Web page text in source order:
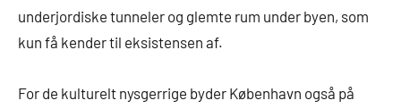
underjordiske tunneler og glemte rum under byen, som
kun få kender til eksistensen af.
For de kulturelt nysgerrige byder København også på